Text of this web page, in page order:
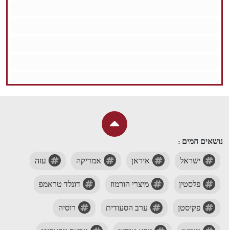
נושאים חמים :
ישראל איראן אמריקה עזה
פלסטין מיצרי הורמוז דונלד טראמפ
פקיסטן ערב הסעודית רוסיה